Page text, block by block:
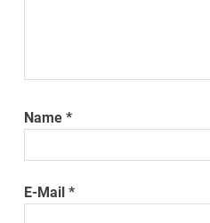
Name*
E-Mail*